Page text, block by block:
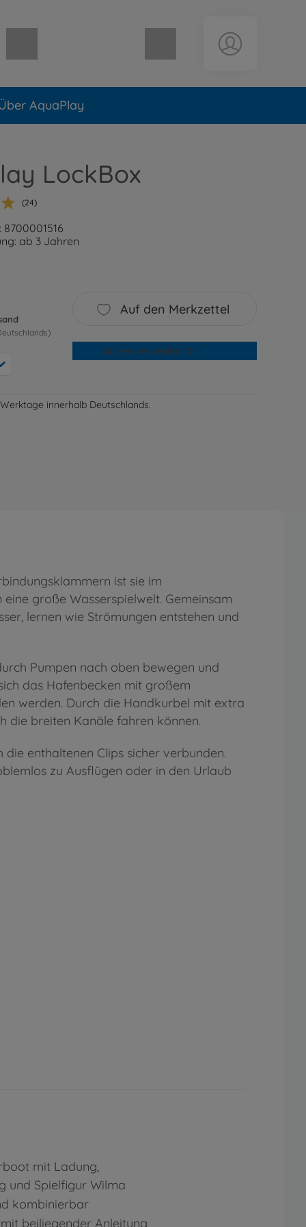
Warenkorb leer
AquaPlay
LockBox
(24)
ab 3 Jahren
Auf den Merkzettel
In den Warenkorb
innerhalb Deutschlands.
ist sie im
große Wasserspielwelt. Gemeinsam
lernen wie Strömungen entstehen und
Pumpen nach oben bewegen und
das Hafenbecken mit großem
werden. Durch die Handkurbel mit extra
die breiten Kanäle fahren können.
enthaltenen Clips sicher verbunden.
zu Ausflügen oder in den Urlaub
mit Ladung,
und Spielfigur Wilma
kombinierbar
beiliegender Anleitung